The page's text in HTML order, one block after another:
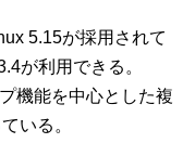
5.15が採用されて
が利用できる。
機能を中心とした複
いる。